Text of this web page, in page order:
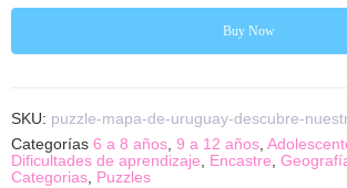
Buy Now
SKU: puzzle-mapa-de-uruguay-descubre-
Categorías 6 a 8 años, 9 a 12 años,
Dificultades de aprendizaje, Encastre,
Categorias, Puzzles